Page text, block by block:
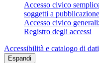
Accesso civico
soggetti a
Accesso civico
Registro degli accessi
Accessibilità e catalogo di
Espandi